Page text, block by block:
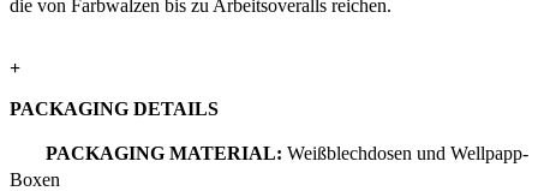
die von Farbwalzen bis zu Arbeitsoveralls reichen.
+
PACKAGING DETAILS
PACKAGING MATERIAL: Weißblechdosen und Wellpapp-
Boxen